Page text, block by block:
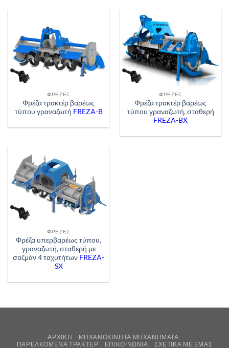
ΦΡΈΖΕΣ
Φρέζα τρακτέρ βαρέως
τύπου γραναζωτή FREZA-B
ΦΡΈΖΕΣ
Φρέζα τρακτέρ βαρέως
τύπου γραναζωτή, σταθερή
FREZA-BX
ΦΡΈΖΕΣ
Φρέζα υπερβαρέως τύπου,
γραναζωτή, σταθερή με
σαζμάν 4 ταχυτήτων FREZA-
SX
ΑΡΧΙΚΉ
ΜΗΧΑΝΟΚΊΝΗΤΑ ΜΗΧΑΝΉΜΑΤΑ
ΠΑΡΕΛΚΌΜΕΝΑ ΤΡΑΚΤΈΡ
ΕΠΙΚΟΙΝΩΝΊΑ
ΣΧΕΤΙΚΆ ΜΕ ΕΜΆΣ